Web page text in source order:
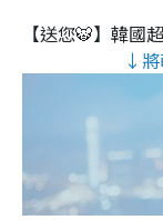
【送您🐯】韓國
↓將